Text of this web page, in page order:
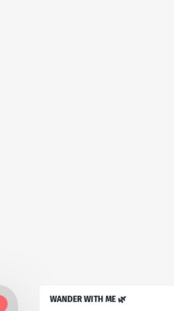
WANDER WITH ME 🌿